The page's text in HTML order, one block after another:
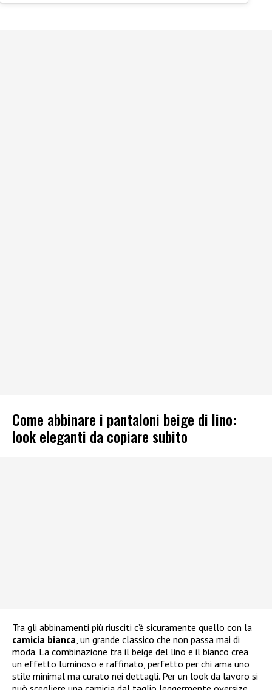
Come abbinare i pantaloni beige di lino:
look eleganti da copiare subito
Tra gli abbinamenti più riusciti c’è sicuramente quello con la
camicia bianca, un grande classico che non passa mai di
moda. La combinazione tra il beige del lino e il bianco crea
un effetto luminoso e raffinato, perfetto per chi ama uno
stile minimal ma curato nei dettagli. Per un look da lavoro si